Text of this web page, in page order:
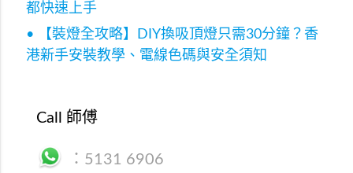
都快速上手
• 【裝燈全攻略】DIY換吸頂燈只需30分鐘？香
港新手安裝教學、電線色碼與安全須知
Call 師傅
： 5131 6906